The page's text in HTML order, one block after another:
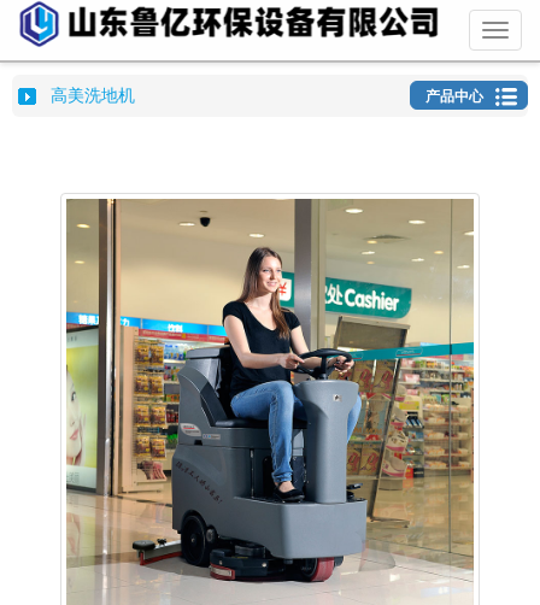
Toggle
高美洗地机 产品中心